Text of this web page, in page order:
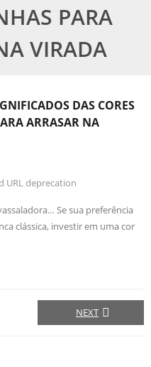
PARA
VIRADA
DAS CORES
ARRASAR NA
URL deprecation
Se sua preferência
clássica, investir em uma cor
NEXT